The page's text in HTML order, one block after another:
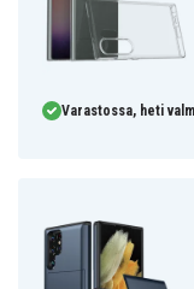
Varastossa, heti